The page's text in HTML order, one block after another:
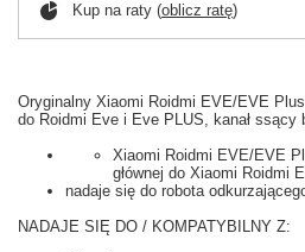
Kup na raty (oblicz ratę)
Oryginalny Xiaomi Roidmi EVE/EVE Plus
do Roidmi Eve i Eve PLUS, kanał ssący
Xiaomi Roidmi EVE/EVE
głównej do Xiaomi Roidmi
nadaje się do robota
NADAJE SIĘ DO / KOMPATYBILNY Z: